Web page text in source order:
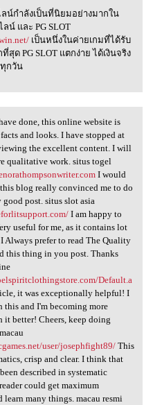
นไลน์กำลังเป็นที่น
น์กำลังเป็นที่นิยมอย่างมากใน
น์ และ PG SLOT
เป็นหนึ่งในค่ายเกมที่ได้รับ
สุด PG SLOT แตกง่าย ได้เงินจริง
กวัน
have done, this
done, this online website is
and looks. I have stopped at
the excellent content. I will
qualitative work. situs togel
I would
blog really convinced me to do
post. situs slot asia
I am happy to
useful for me, as it contains lot
Always prefer to read The Quality
this thing in you post. Thanks
Default.a
it was exceptionally helpful! I
this and I'm becoming more
it better! Cheers, keep doing
user/josephfight89/This
crisp and clear. I think that
described in systematic
could get maximum
many things. macau resmi